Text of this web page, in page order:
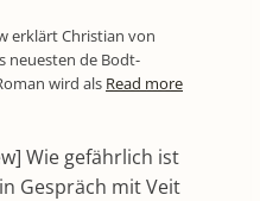
erklärt Christian von
neuesten de Bodt-
wird als Read more
Wie gefährlich ist
Gespräch mit Veit